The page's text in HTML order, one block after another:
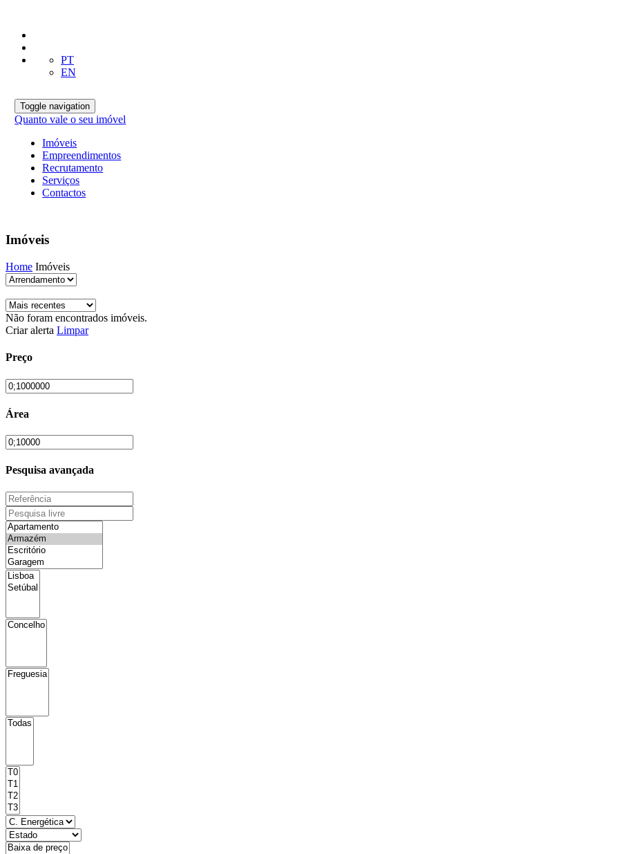
PT
EN
Toggle navigation
Quanto vale o seu imóvel
Imóveis
Empreendimentos
Recrutamento
Serviços
Contactos
Imóveis
Home Imóveis
Não foram encontrados imóveis.
Criar alerta Limpar
Preço
Área
Pesquisa avançada